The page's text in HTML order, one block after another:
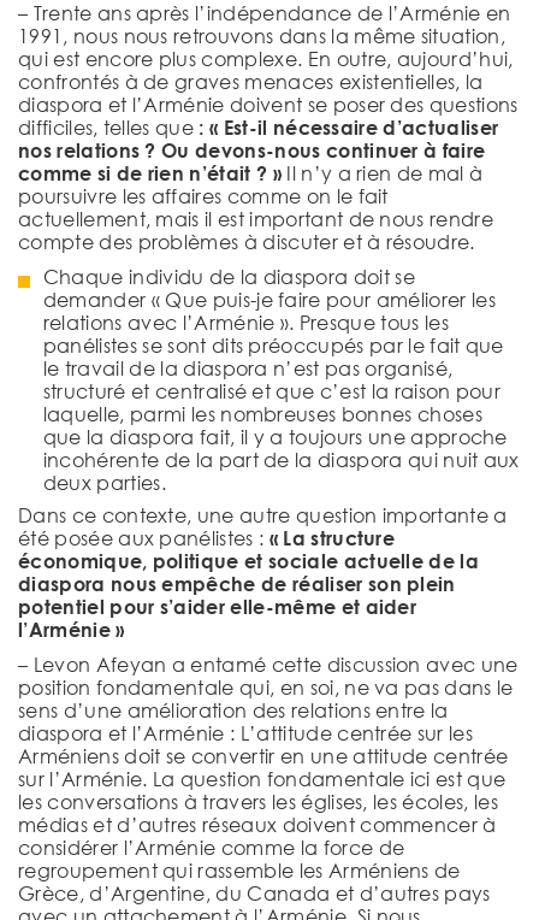
– Trente ans après l’indépendance de l’Arménie en
1991, nous nous retrouvons dans la même situation,
qui est encore plus complexe. En outre, aujourd’hui,
confrontés à de graves menaces existentielles, la
diaspora et l’Arménie doivent se poser des questions
difficiles, telles que : « Est-il nécessaire d’actualiser
nos relations ? Ou devons-nous continuer à faire
comme si de rien n’était ? »Il n’y a rien de mal à
poursuivre les affaires comme on le fait
actuellement, mais il est important de nous rendre
compte des problèmes à discuter et à résoudre.
Chaque individu de la diaspora doit se
demander « Que puis-je faire pour améliorer les
relations avec l’Arménie ». Presque tous les
panélistes se sont dits préoccupés par le fait que
le travail de la diaspora n’est pas organisé,
structuré et centralisé et que c’est la raison pour
laquelle, parmi les nombreuses bonnes choses
que la diaspora fait, il y a toujours une approche
incohérente de la part de la diaspora qui nuit aux
deux parties.
Dans ce contexte, une autre question importante a
été posée aux panélistes : « La structure
économique, politique et sociale actuelle de la
diaspora nous empêche de réaliser son plein
potentiel pour s’aider elle-même et aider
l’Arménie »
– Levon Afeyan a entamé cette discussion avec une
position fondamentale qui, en soi, ne va pas dans le
sens d’une amélioration des relations entre la
diaspora et l’Arménie : L’attitude centrée sur les
Arméniens doit se convertir en une attitude centrée
sur l’Arménie. La question fondamentale ici est que
les conversations à travers les églises, les écoles, les
médias et d’autres réseaux doivent commencer à
considérer l’Arménie comme la force de
regroupement qui rassemble les Arméniens de
Grèce, d’Argentine, du Canada et d’autres pays